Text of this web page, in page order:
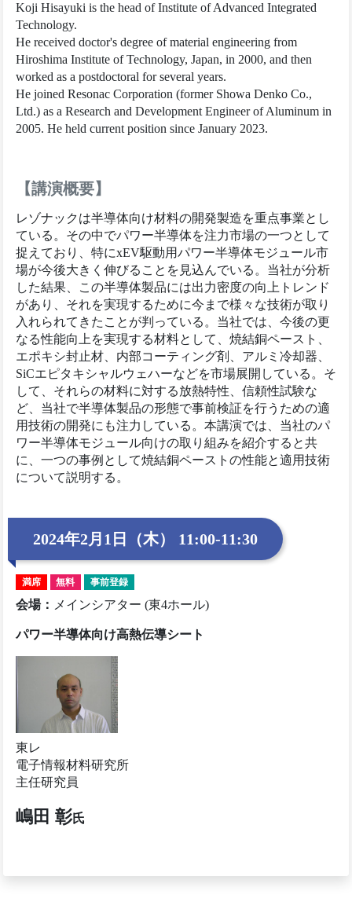
Koji Hisayuki is the head of Institute of Advanced Integrated
Technology.
He received doctor's degree of material engineering from
Hiroshima Institute of Technology, Japan, in 2000, and then
worked as a postdoctoral for several years.
He joined Resonac Corporation (former Showa Denko Co.,
Ltd.) as a Research and Development Engineer of Aluminum in
2005. He held current position since January 2023.
【講演概要】
レゾナックは半導体向け材料の開発製造を重点事業とし
ている。その中でパワー半導体を注力市場の一つとして
捉えており、特にxEV駆動用パワー半導体モジュール市
場が今後大きく伸びることを見込んでいる。当社が分析
した結果、この半導体製品には出力密度の向上トレンド
があり、それを実現するために今まで様々な技術が取り
入れられてきたことが判っている。当社では、今後の更
なる性能向上を実現する材料として、焼結銅ペースト、
エポキシ封止材、内部コーティング剤、アルミ冷却器、
SiCエピタキシャルウェハーなどを市場展開している。そ
して、それらの材料に対する放熱特性、信頼性試験な
ど、当社で半導体製品の形態で事前検証を行うための適
用技術の開発にも注力している。本講演では、当社のパ
ワー半導体モジュール向けの取り組みを紹介すると共
に、一つの事例として焼結銅ペーストの性能と適用技術
について説明する。
2024年2月1日（木） 11:00-11:30
満席 無料 事前登録
会場： メインシアター (東4ホール)
パワー半導体向け高熱伝導シート
東レ
電子情報材料研究所
主任研究員
嶋田 彰氏